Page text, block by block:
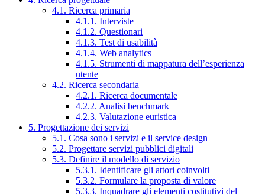
4.1. Ricerca primaria
4.1.1. Interviste
4.1.2. Questionari
4.1.3. Test di usabilità
4.1.4. Web analytics
4.1.5. Strumenti di mappatura dell’esperienza
utente
4.2. Ricerca secondaria
4.2.1. Ricerca documentale
4.2.2. Analisi benchmark
4.2.3. Valutazione euristica
5. Progettazione dei servizi
5.1. Cosa sono i servizi e il service design
5.2. Progettare servizi pubblici digitali
5.3. Definire il modello di servizio
5.3.1. Identificare gli attori coinvolti
5.3.2. Formulare la proposta di valore
5.3.3. Inquadrare gli elementi costitutivi del